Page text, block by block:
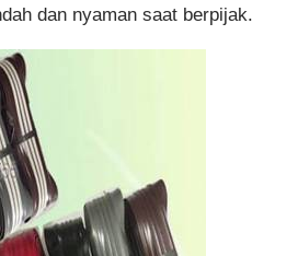
dan nyaman saat berpijak.